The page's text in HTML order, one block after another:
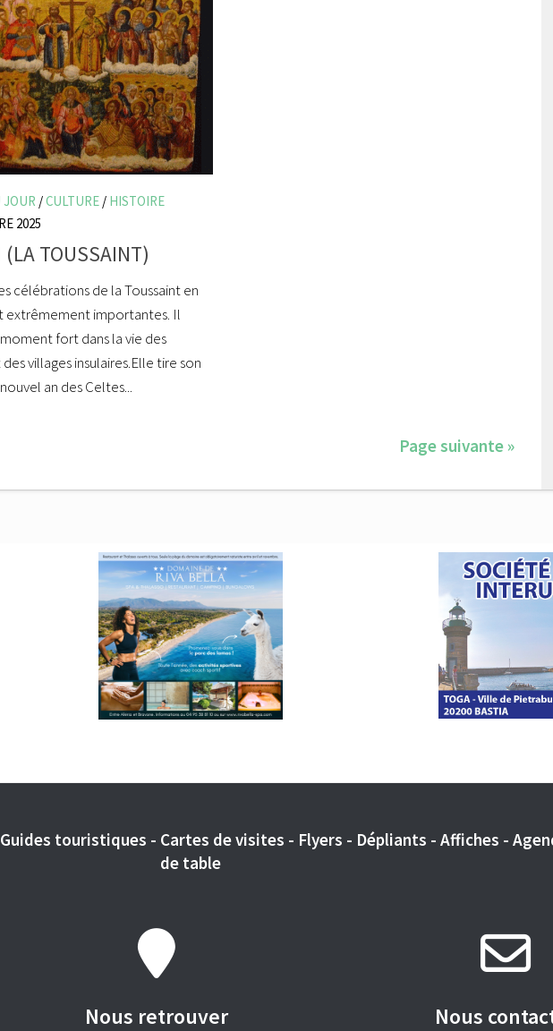
/CULTURE / HISTOIRE
2025
(LA TOUSSAINT)
célébrations de la Toussaint en
extrêmement importantes. Il
moment fort dans la vie des
villages insulaires.Elle tire son
an des Celtes...
Page suivante »
touristiques - Cartes de visites - Flyers - Dépliants - Affiches -
de table
Nous retrouver Nous